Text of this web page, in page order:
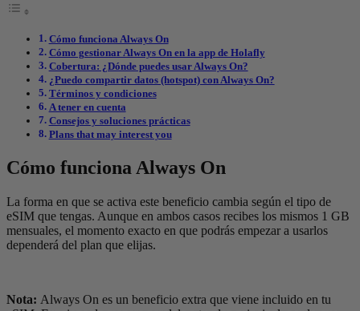
Cómo funciona Always On
Cómo gestionar Always On en la app de Holafly
Cobertura: ¿Dónde puedes usar Always On?
¿Puedo compartir datos (hotspot) con Always On?
Términos y condiciones
A tener en cuenta
Consejos y soluciones prácticas
Plans that may interest you
Cómo funciona Always On
La forma en que se activa este beneficio cambia según el tipo de
eSIM que tengas. Aunque en ambos casos recibes los mismos 1 GB
mensuales, el momento exacto en que podrás empezar a usarlos
dependerá del plan que elijas.
Nota: Always On es un beneficio extra que viene incluido en tu